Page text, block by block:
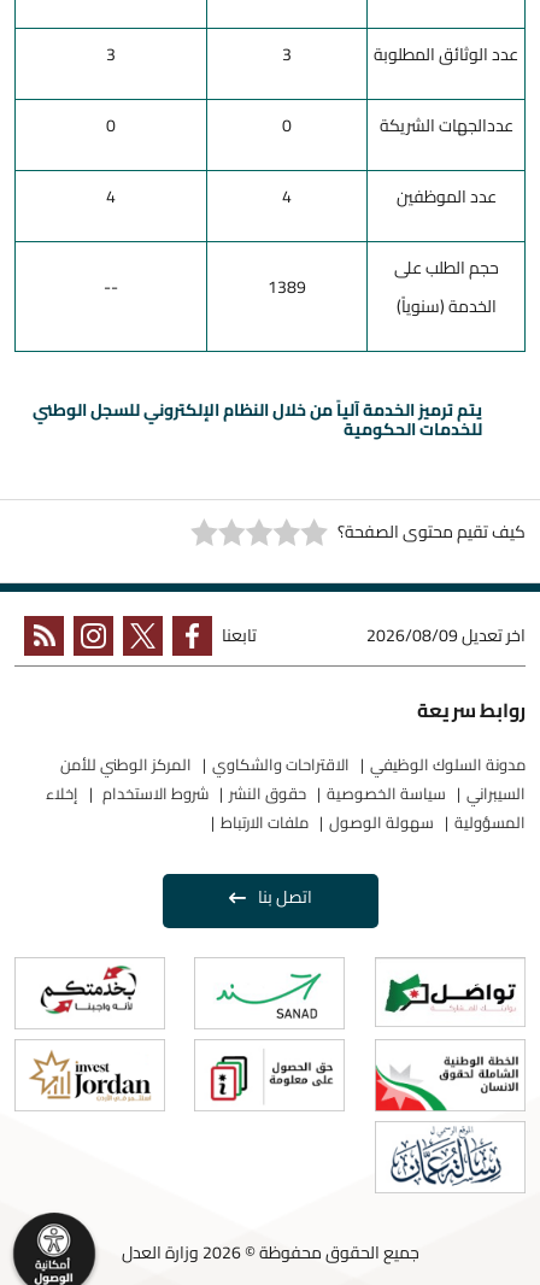
عدد الوثائق المطلوبة 3
3
عددالجهات الشريكة 0
0
عدد الموظفين 4
4
حجم الطلب على
الخدمة (سنوياً)
1389
--
يتم ترميز الخدمة آلياً من خلال النظام الإلكتروني للسجل الوطني
للخدمات الحكومية
كيف تقيم محتوى الصفحة؟
اخر تعديل2026/08/09 تابعنا
روابط سريعة
مدونة السلوك الوظيفي الاقتراحات والشكاوي
المركز الوطني للأمن
السيبراني
سياسة الخصوصية حقوق النشر شروط الاستخدام
إخلاء
المسؤولية
سهولة الوصول ملفات الارتباط
اتصل بنا
جميع الحقوق محفوظة © 2026 وزارة العدل